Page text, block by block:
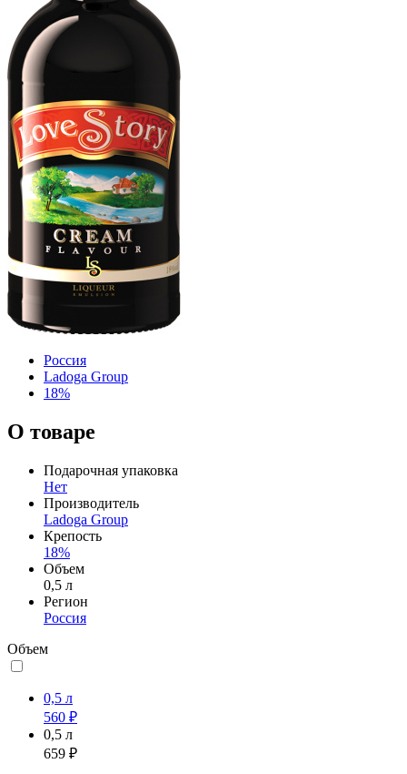
Россия
Ladoga Group
18%
О товаре
Подарочная упаковка
Нет
Производитель
Ladoga Group
Крепость
18%
Объем
0,5 л
Регион
Россия
Объем
0,5 л
560 ₽
0,5 л
659 ₽